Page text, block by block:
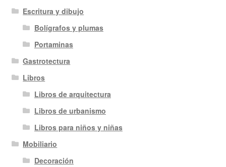
Escritura y dibujo
Bolígrafos y plumas
Portaminas
Gastrotectura
Libros
Libros de arquitectura
Libros de urbanismo
Libros para niños y niñas
Mobiliario
Decoración